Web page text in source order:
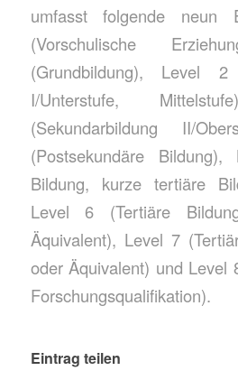
umfasst folgende neun
(Vorschulische
(Grundbildung), Level 2
I/Unterstufe,
(Sekundarbildung II/
(Postsekundäre
Bildung, kurze tertiäre
Level 6 (Tertiäre
Äquivalent), Level 7
oder Äquivalent) und Level
Forschungsqualifikation).
Eintrag teilen